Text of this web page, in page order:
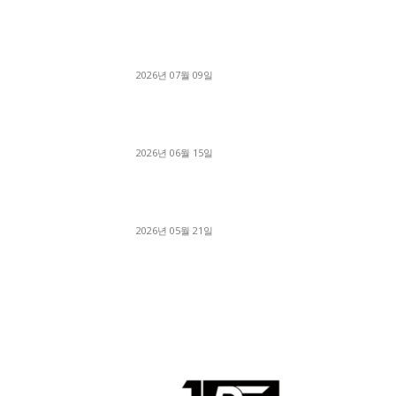
2026년 07월 09일
2026년 06월 15일
2026년 05월 21일